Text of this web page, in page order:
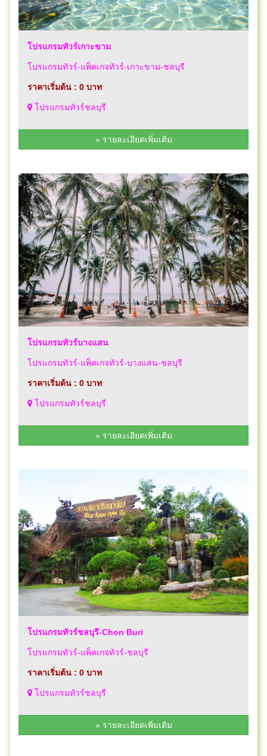
โปรแกรมทัวร์เกาะขาม
โปรแกรมทัวร์-แพ็คเกจทัวร์-เกาะขาม-ชลบุรี
ราคาเริ่มต้น : 0 บาท
โปรแกรมทัวร์ชลบุรี
» รายละเอียดเพิ่มเติม
โปรแกรมทัวร์บางแสน
โปรแกรมทัวร์-แพ็คเกจทัวร์-บางแสน-ชลบุรี
ราคาเริ่มต้น : 0 บาท
โปรแกรมทัวร์ชลบุรี
» รายละเอียดเพิ่มเติม
โปรแกรมทัวร์ชลบุรี-Chon Buri
โปรแกรมทัวร์-แพ็คเกจทัวร์-ชลบุรี
ราคาเริ่มต้น : 0 บาท
โปรแกรมทัวร์ชลบุรี
» รายละเอียดเพิ่มเติม